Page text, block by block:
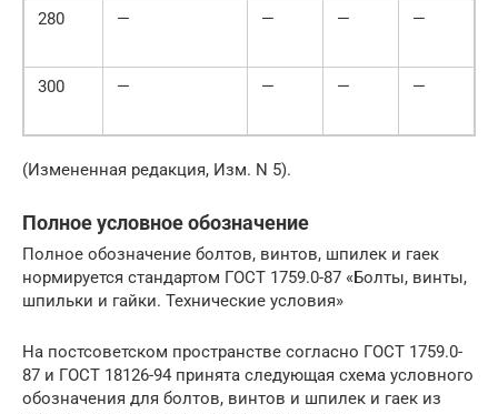
280 — — — —
300 — — — —
(Измененная редакция, Изм. N 5).
Полное условное обозначение
Полное обозначение болтов, винтов, шпилек и гаек
нормируется стандартом ГОСТ 1759.0-87 «Болты, винты,
шпильки и гайки. Технические условия»
На постсоветском пространстве согласно ГОСТ 1759.0-
87 и ГОСТ 18126-94 принята следующая схема условного
обозначения для болтов, винтов и шпилек и гаек из